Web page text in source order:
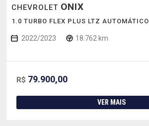
CHEVROLET ONIX
1.0 TURBO FLEX PLUS LTZ AUTOMÁTICO
2022/2023 18.762 km
R$ 79.900,00
VER MAIS